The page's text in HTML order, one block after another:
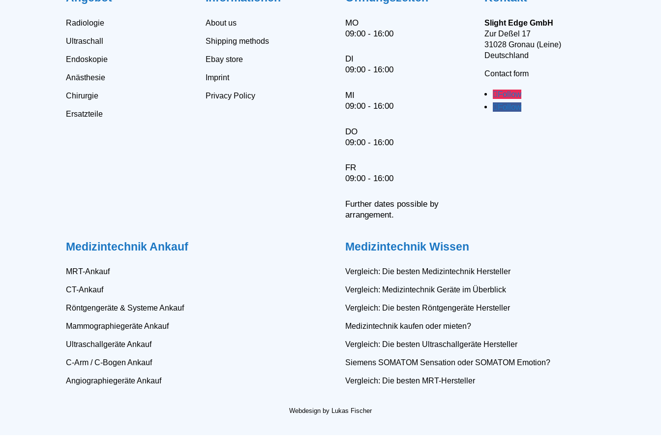
Radiologie
Ultraschall
Endoskopie
Anästhesie
Chirurgie
Ersatzteile
About us
Shipping methods
Ebay store
Imprint
Privacy Policy
MO
09:00 - 16:00
DI
09:00 - 16:00
MI
09:00 - 16:00
DO
09:00 - 16:00
FR
09:00 - 16:00
Further dates possible by
arrangement.
Slight Edge GmbH
Zur Deßel 17
31028 Gronau (Leine)
Deutschland
Contact form
Follow
Follow
Medizintechnik Ankauf
MRT-Ankauf
CT-Ankauf
Röntgengeräte & Systeme Ankauf
Mammographiegeräte Ankauf
Ultraschallgeräte Ankauf
C-Arm / C-Bogen Ankauf
Angiographiegeräte Ankauf
Medizintechnik Wissen
Vergleich: Die besten Medizintechnik Hersteller
Vergleich: Medizintechnik Geräte im Überblick
Vergleich: Die besten Röntgengeräte Hersteller
Medizintechnik kaufen oder mieten?
Vergleich: Die besten Ultraschallgeräte Hersteller
Siemens SOMATOM Sensation oder SOMATOM Emotion?
Vergleich: Die besten MRT-Hersteller
Webdesign by Lukas Fischer